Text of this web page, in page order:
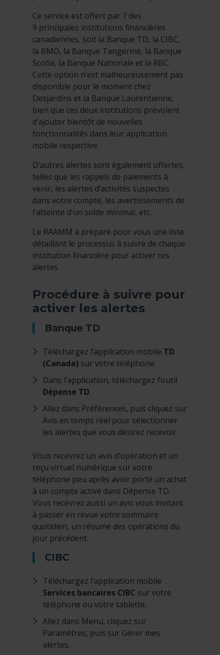
Ce service est offert par 7 des
9 principales institutions financières
canadiennes, soit la Banque TD, la CIBC,
la BMO, la Banque Tangerine, la Banque
Scotia, la Banque Nationale et la RBC.
Cette option n’est malheureusement pas
disponible pour le moment chez
Desjardins et la Banque Laurentienne,
bien que ces deux institutions prévoient
d’ajouter bientôt de nouvelles
fonctionnalités dans leur application
mobile respective.
D’autres alertes sont également offertes,
telles que les rappels de paiements à
venir, les alertes d’activités suspectes
dans votre compte, les avertissements de
l’atteinte d’un solde minimal, etc.
Le RAAMM a préparé pour vous une liste
détaillant le processus à suivre de chaque
institution financière pour activer ces
alertes.
Procédure à suivre pour
activer les alertes
Banque TD
Téléchargez l’application mobile TD
(Canada) sur votre téléphone.
Dans l’application, téléchargez l’outil
Dépense TD.
Allez dans Préférences, puis cliquez sur
Avis en temps réel pour sélectionner
les alertes que vous désirez recevoir.
Vous recevrez un avis d’opération et un
reçu virtuel numérique sur votre
téléphone peu après avoir porté un achat
à un compte activé dans Dépense TD.
Vous recevrez aussi un avis vous invitant
à passer en revue votre sommaire
quotidien, un résumé des opérations du
jour précédent.
CIBC
Téléchargez l’application mobile
Services bancaires CIBC sur votre
téléphone ou votre tablette.
Allez dans Menu, cliquez sur
Paramètres, puis sur Gérer mes
alertes.